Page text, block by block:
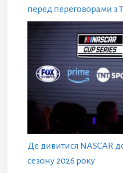
перед переговорами з
Де дивитися NASCAR
сезону 2026 року